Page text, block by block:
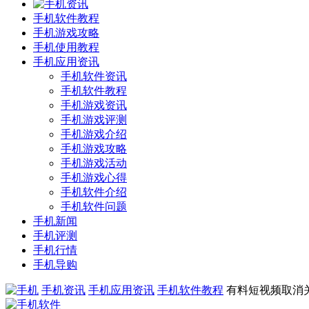
手机软件教程
手机游戏攻略
手机使用教程
手机应用资讯
手机软件资讯
手机软件教程
手机游戏资讯
手机游戏评测
手机游戏介绍
手机游戏攻略
手机游戏活动
手机游戏心得
手机软件介绍
手机软件问题
手机新闻
手机评测
手机行情
手机导购
手机资讯 手机应用资讯 手机软件教程 有料短视频取消